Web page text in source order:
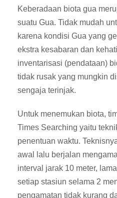
Keberadaan biota gua
suatu Gua. Tidak mudah
karena kondisi Gua yang
ekstra kesabaran dan
inventarisasi (pendataan)
tidak rusak yang mungkin
sengaja terinjak.
Untuk menemukan biota,
Times Searching yaitu
penentuan waktu.
awal lalu berjalan
interval jarak 10 meter,
setiap stasiun selama 2
pengamatan tidak kurang